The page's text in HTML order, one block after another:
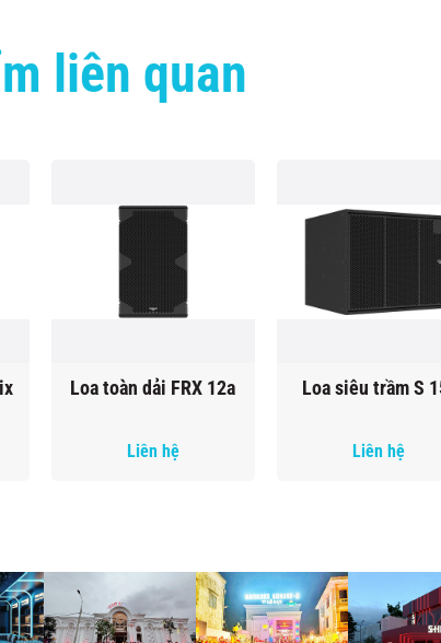
liên quan
Loa toàn dải FRX 12a
Liên hệ
Loa siêu trầm S
Liên hệ